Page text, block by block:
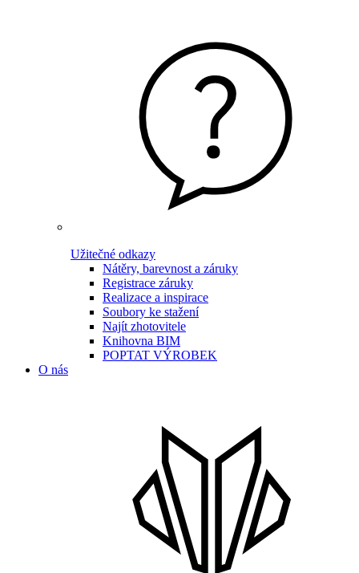
Užitečné odkazy
Nátěry, barevnost a záruky
Registrace záruky
Realizace a inspirace
Soubory ke stažení
Najít zhotovitele
Knihovna BIM
POPTAT VÝROBEK
O nás